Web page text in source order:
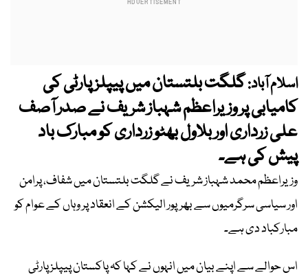
اسلام آباد:گلگت بلتستان میں پیپلز پارٹی کی
کامیابی پر وزیراعظم شہباز شریف نے صدر آصف
علی زرداری اور بلاول بھٹو زرداری کو مبارک باد
پیش کی ہے۔
وزیراعظم محمد شہباز شریف نے گلگت بلتستان میں شفاف، پرامن
اور سیاسی سرگرمیوں سے بھرپور الیکشن کے انعقاد پر وہاں کے عوام کو
مبارکباد دی ہے۔
اس حوالے سے اپنے بیان میں انہوں نے کہا کہ پاکستان پیپلز پارٹی